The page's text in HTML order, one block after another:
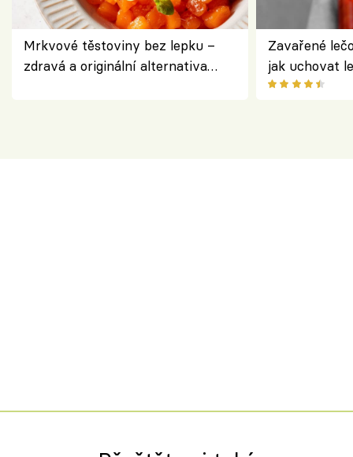
Mrkvové těstoviny bez lepku –
zdravá a originální alternativa
Zavařené
jak uchovat